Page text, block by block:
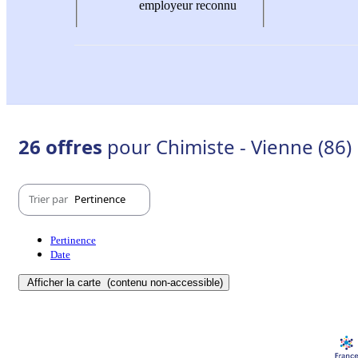
employeur reconnu
26 offres pour Chimiste - Vienne (86)
Trier par Pertinence
Pertinence
Date
Afficher la carte (contenu non-accessible)